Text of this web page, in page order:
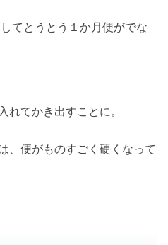
てとうとう１か月便がでな
れてかき出すことに。
、便がものすごく硬くなって